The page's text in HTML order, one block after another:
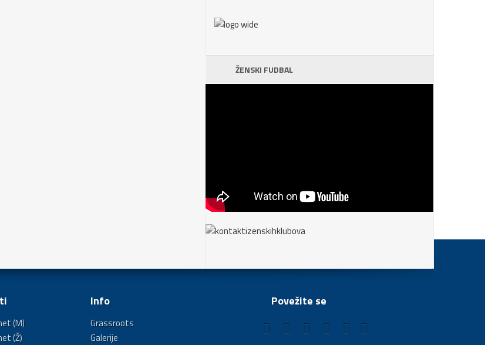
ŽENSKI FUDBAL
(M)
(Ž)
Info
Grassroots
Galerije
Povežite se